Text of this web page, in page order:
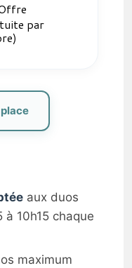
par
aux duos
10h15 chaque
maximum